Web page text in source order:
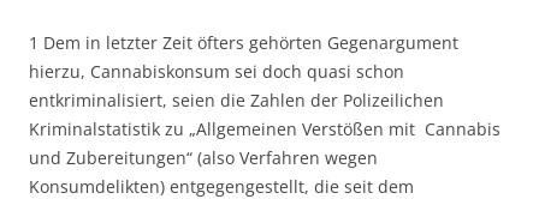
1 Dem in letzter Zeit öfters gehörten Gegenargument
hierzu, Cannabiskonsum sei doch quasi schon
entkriminalisiert, seien die Zahlen der Polizeilichen
Kriminalstatistik zu „Allgemeinen Verstößen mit Cannabis
und Zubereitungen“ (also Verfahren wegen
Konsumdelikten) entgegengestellt, die seit dem